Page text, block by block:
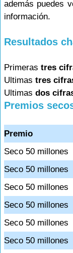
además puedes
información.
Resultados
Primeras tres
Ultimas tres
Ultimas dos
Premios
Premio
Seco 50 millones
Seco 50 millones
Seco 50 millones
Seco 50 millones
Seco 50 millones
Seco 50 millones